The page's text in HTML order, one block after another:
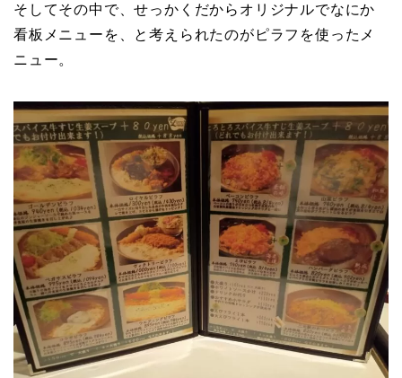
そしてその中で、せっかくだからオリジナルでなにか
看板メニューを、と考えられたのがピラフを使ったメ
ニュー。